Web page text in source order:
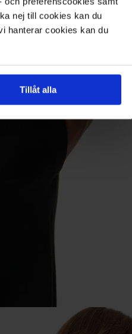
nej till cookies kan du
hanterar cookies kan du
Tillåt alla